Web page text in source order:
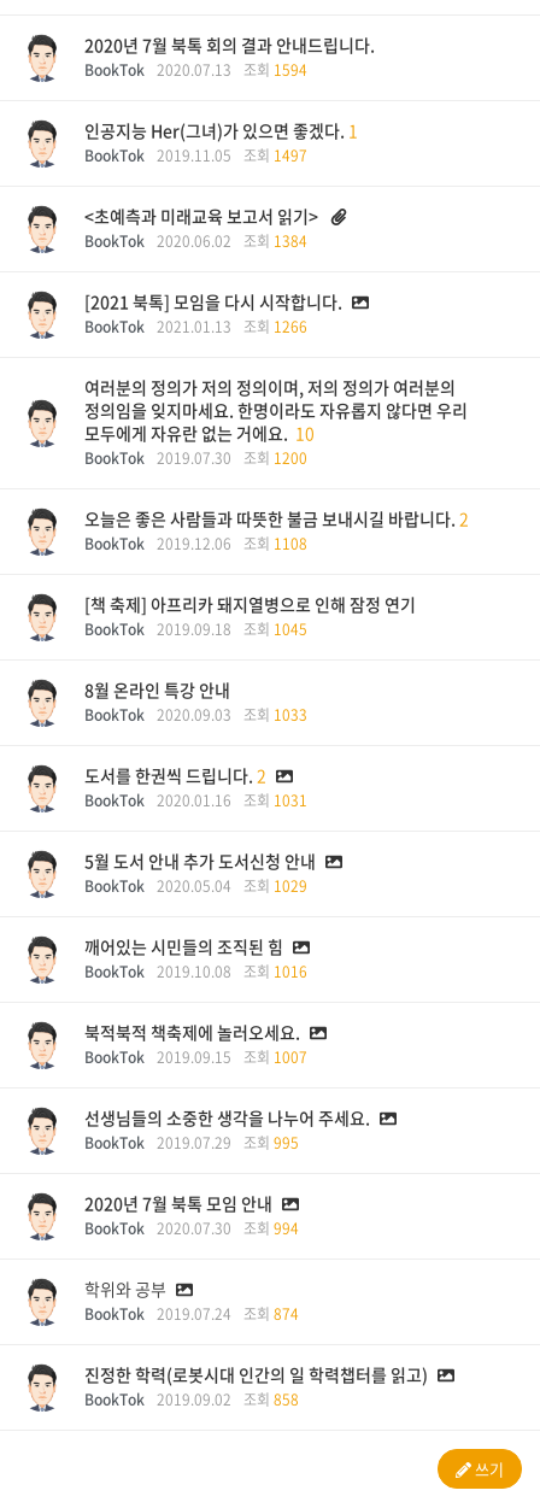
2020년 7월 북톡 회의 결과 안내드립니다.
BookTok 2020.07.13 조회 1594
인공지능 Her(그녀)가 있으면 좋겠다. 1
BookTok 2019.11.05 조회 1497
<초예측과 미래교육 보고서 읽기>
BookTok 2020.06.02 조회 1384
[2021 북톡] 모임을 다시 시작합니다.
BookTok 2021.01.13 조회 1266
여러분의 정의가 저의 정의이며, 저의 정의가 여러분의
정의임을 잊지마세요. 한명이라도 자유롭지 않다면 우리
모두에게 자유란 없는 거에요. 10
BookTok 2019.07.30 조회 1200
오늘은 좋은 사람들과 따뜻한 불금 보내시길 바랍니다. 2
BookTok 2019.12.06 조회 1108
[책 축제] 아프리카 돼지열병으로 인해 잠정 연기
BookTok 2019.09.18 조회 1045
8월 온라인 특강 안내
BookTok 2020.09.03 조회 1033
도서를 한권씩 드립니다. 2
BookTok 2020.01.16 조회 1031
5월 도서 안내 추가 도서신청 안내
BookTok 2020.05.04 조회 1029
깨어있는 시민들의 조직된 힘
BookTok 2019.10.08 조회 1016
북적북적 책축제에 놀러오세요.
BookTok 2019.09.15 조회 1007
선생님들의 소중한 생각을 나누어 주세요.
BookTok 2019.07.29 조회 995
2020년 7월 북톡 모임 안내
BookTok 2020.07.30 조회 994
학위와 공부
BookTok 2019.07.24 조회 874
진정한 학력(로봇시대 인간의 일 학력챕터를 읽고)
BookTok 2019.09.02 조회 858
쓰기